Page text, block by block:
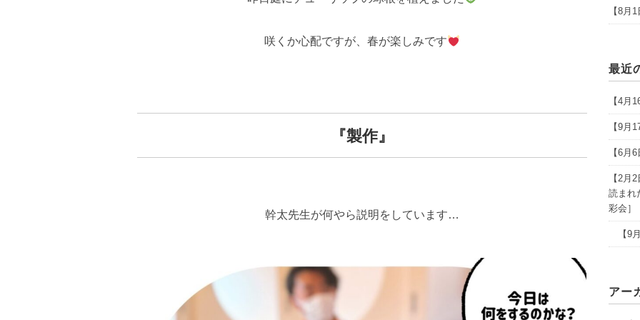
咲くか心配ですが、春が楽しみです
『製作』
幹太先生が何やら説明をしています…
【8月
最近
【4月
【9月
【6月
【2月
読まれ
彩会］
【9
アー